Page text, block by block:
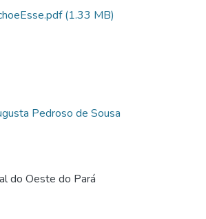
(1.33 MB)
Pedroso de Sousa
do Oeste do Pará